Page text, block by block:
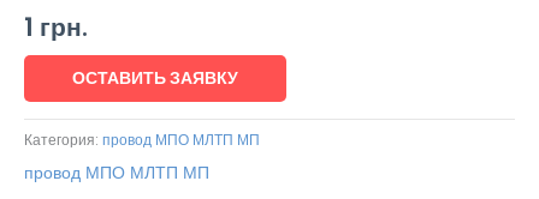
1 грн.
ОСТАВИТЬ ЗАЯВКУ
Категория: провод МПО МЛТП МП
провод МПО МЛТП МП